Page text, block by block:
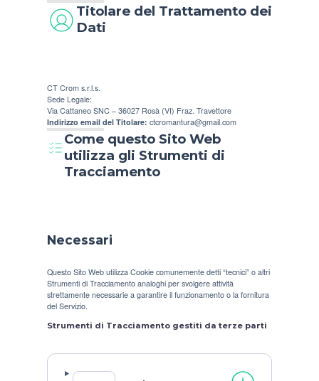
Titolare del Trattamento dei
Dati
CT Crom s.r.l.s.
Sede Legale:
Via Cattaneo SNC – 36027 Rosà (VI) Fraz. Travettore
Indirizzo email del Titolare: ctcromantura@gmail.com
Come questo Sito Web
utilizza gli Strumenti di
Tracciamento
Necessari
Questo Sito Web utilizza Cookie comunemente detti “tecnici” o altri
Strumenti di Tracciamento analoghi per svolgere attività
strettamente necessarie a garantire il funzionamento o la fornitura
del Servizio.
Strumenti di Tracciamento gestiti da terze parti